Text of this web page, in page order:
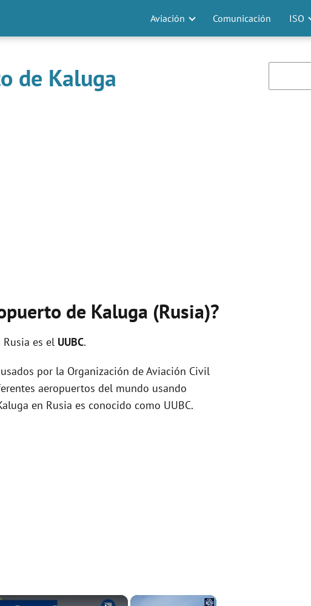
Aviación Comunicación ISO
de Kaluga
de Kaluga (Rusia)?
Rusia es el UUBC.
por la Organización de Aviación Civil
aeropuertos del mundo usando
en Rusia es conocido como UUBC.
×
×